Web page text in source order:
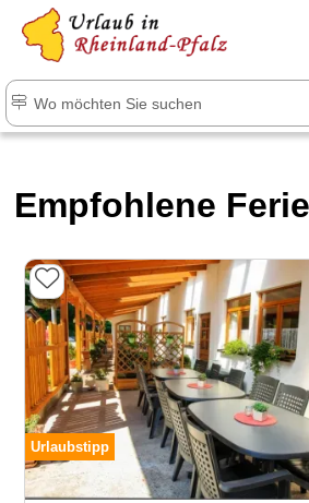
Empfohlene
Urlaubstipp